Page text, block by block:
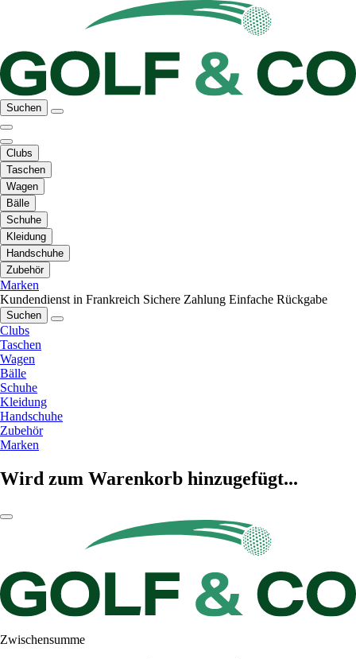
Suchen
Clubs
Taschen
Wagen
Bälle
Schuhe
Kleidung
Handschuhe
Zubehör
Marken
Kundendienst in Frankreich Sichere Zahlung Einfache Rückgabe
Suchen
Clubs
Taschen
Wagen
Bälle
Schuhe
Kleidung
Handschuhe
Zubehör
Marken
Wird zum Warenkorb hinzugefügt...
Zwischensumme